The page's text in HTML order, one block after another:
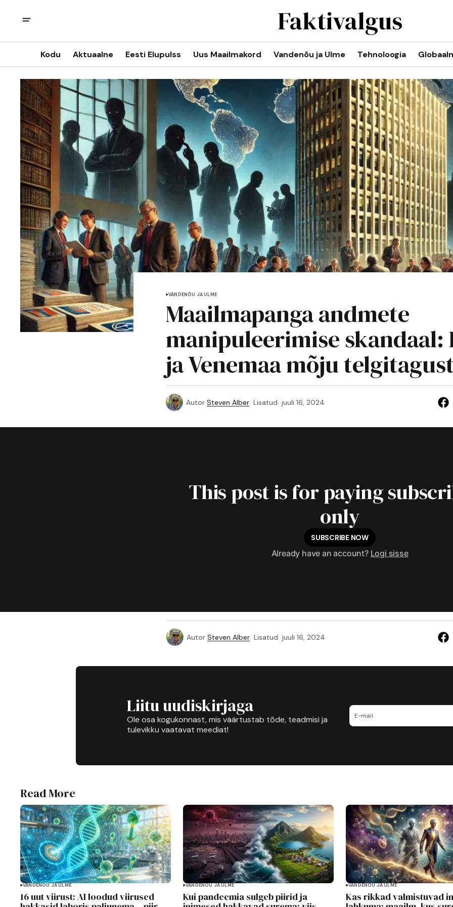
Faktivalgus
Kodu Aktuaalne Eesti Elupulss Uus Maailmakord Vandenõu ja Ulme Tehnoloogia
VANDENÕU JA ULME
Maailmapanga andmete
manipuleerimise skandaal:
ja Venemaa mõju
Autor Steven Alber Lisatud juuli 16, 2024
This post is for paying
only
SUBSCRIBE NOW
Already have an account? Logi sisse
Autor Steven Alber Lisatud juuli 16, 2024
Liitu uudiskirjaga
Ole osa kogukonnast, mis väärtustab tõde, teadmisi ja
tulevikku vaatavat meediat!
Read More
VANDENÕU JA ULME
16 uut viirust: AI loodud viirused
VANDENÕU JA ULME
Kui pandeemia sulgeb piirid ja
VANDENÕU JA ULME
Kas rikkad valmistuvad